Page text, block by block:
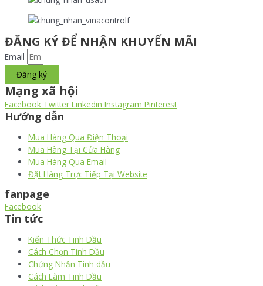
ĐĂNG KÝ ĐỂ NHẬN KHUYẾN MÃI
Email
Đăng ký
Mạng xã hội
Facebook Twitter Linkedin Instagram Pinterest
Hướng dẫn
Mua Hàng Qua Điện Thoại
Mua Hàng Tại Cửa Hàng
Mua Hàng Qua Email
Đặt Hàng Trực Tiếp Tại Website
fanpage
Facebook
Tin tức
Kiến Thức Tinh Dầu
Cách Chọn Tinh Dầu
Chứng Nhận Tinh dầu
Cách Làm Tinh Dầu